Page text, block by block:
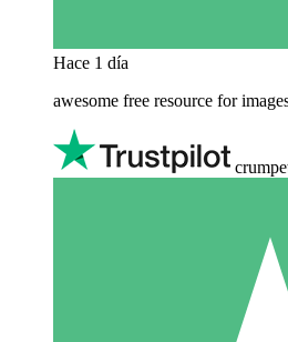
Hace 1 día
awesome free resource for